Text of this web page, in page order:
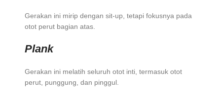
Gerakan ini mirip dengan sit-up, tetapi fokusnya pada
otot perut bagian atas.
Plank
Gerakan ini melatih seluruh otot inti, termasuk otot
perut, punggung, dan pinggul.